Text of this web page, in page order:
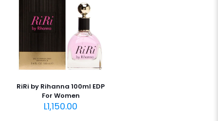
RiRi by Rihanna 100ml EDP
For Women
L1,150.00